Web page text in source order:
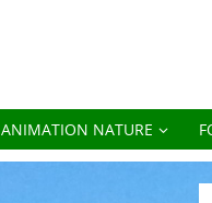
ANIMATION NATURE